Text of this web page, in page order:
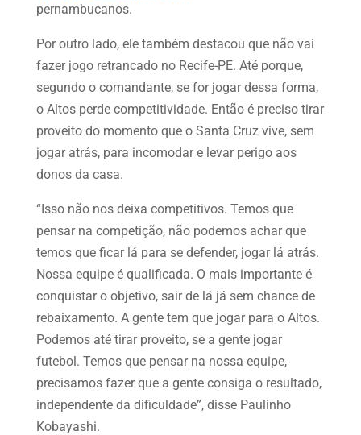
pernambucanos.
Por outro lado, ele também destacou que não vai
fazer jogo retrancado no Recife-PE. Até porque,
segundo o comandante, se for jogar dessa forma,
o Altos perde competitividade. Então é preciso tirar
proveito do momento que o Santa Cruz vive, sem
jogar atrás, para incomodar e levar perigo aos
donos da casa.
“Isso não nos deixa competitivos. Temos que
pensar na competição, não podemos achar que
temos que ficar lá para se defender, jogar lá atrás.
Nossa equipe é qualificada. O mais importante é
conquistar o objetivo, sair de lá já sem chance de
rebaixamento. A gente tem que jogar para o Altos.
Podemos até tirar proveito, se a gente jogar
futebol. Temos que pensar na nossa equipe,
precisamos fazer que a gente consiga o resultado,
independente da dificuldade”, disse Paulinho
Kobayashi.